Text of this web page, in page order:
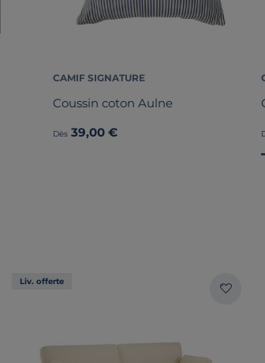
CAMIF SIGNATURE
Coussin coton Aulne
Dès 39,00 €
Liv. offerte